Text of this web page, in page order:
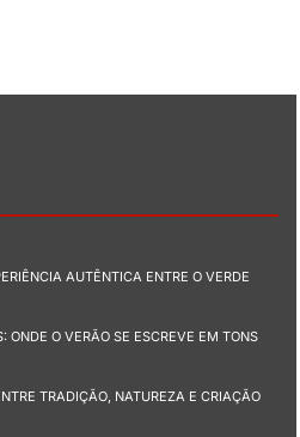
AUTÊNTICA ENTRE O VERDE
ONDE O VERÃO SE ESCREVE EM TONS
TRADIÇÃO, NATUREZA E CRIAÇÃO